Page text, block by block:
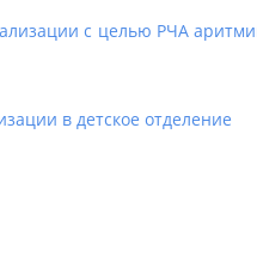
с целью РЧА
в детское отделение